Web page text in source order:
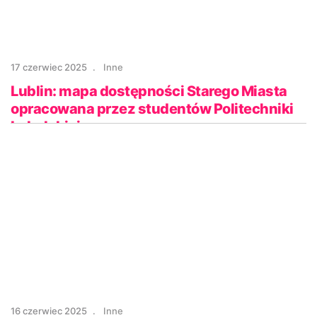
17 czerwiec 2025 Inne
Lublin: mapa dostępności Starego Miasta
opracowana przez studentów Politechniki
Lubelskiej
16 czerwiec 2025 Inne